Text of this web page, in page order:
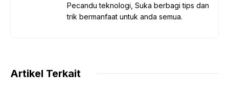
Pecandu teknologi, Suka berbagi tips dan
trik bermanfaat untuk anda semua.
Artikel Terkait